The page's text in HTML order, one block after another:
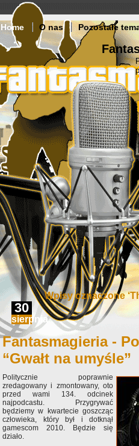
Home O nas Pozostałe
Wpisy oznaczone
30
sierpnia
Fantasmagieria -
“Gwałt na umyśle”
Politycznie poprawnie
zredagowany i zmontowany, oto
przed wami 134. odcinek
najpodcastu. Przygrywać
będziemy w kwartecie goszcząc
człowieka, który był i dotknął
gamescom 2010. Będzie się
działo.